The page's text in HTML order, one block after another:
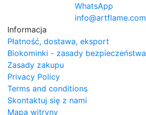
WhatsApp
info@artflame.com
Informacja
Płatność, dostawa, eksport
Biokominki - zasady bezpieczeństwa
Zasady zakupu
Privacy Policy
Terms and conditions
Skontaktuj się z nami
Mapa witryny